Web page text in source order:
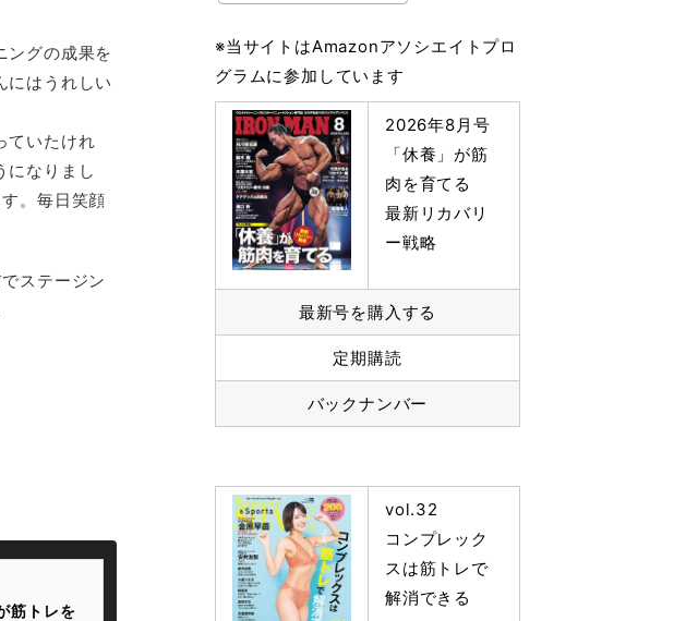
ングの成果を
にはうれしい
ていたけれ
になりまし
。毎日笑顔
ステージン
筋トレを
※当サイトはAmazonアソシエイトプロ
グラムに参加しています
2026年8月号
「休養」が筋
肉を育てる
最新リカバリ
ー戦略
最新号を購入する
定期購読
バックナンバー
vol.32
コンプレック
スは筋トレで
解消できる